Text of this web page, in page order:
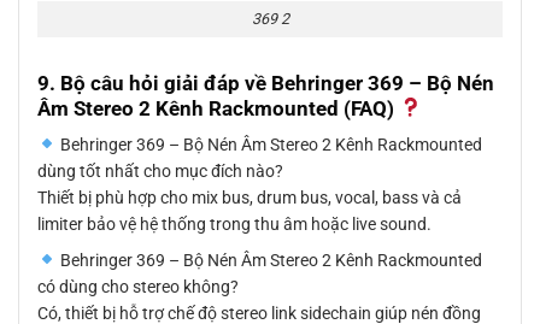
369 2
9. Bộ câu hỏi giải đáp về Behringer 369 – Bộ Nén
Âm Stereo 2 Kênh Rackmounted (FAQ)
Behringer 369 – Bộ Nén Âm Stereo 2 Kênh Rackmounted
dùng tốt nhất cho mục đích nào?
Thiết bị phù hợp cho mix bus, drum bus, vocal, bass và cả
limiter bảo vệ hệ thống trong thu âm hoặc live sound.
Behringer 369 – Bộ Nén Âm Stereo 2 Kênh Rackmounted
có dùng cho stereo không?
Có, thiết bị hỗ trợ chế độ stereo link sidechain giúp nén đồng